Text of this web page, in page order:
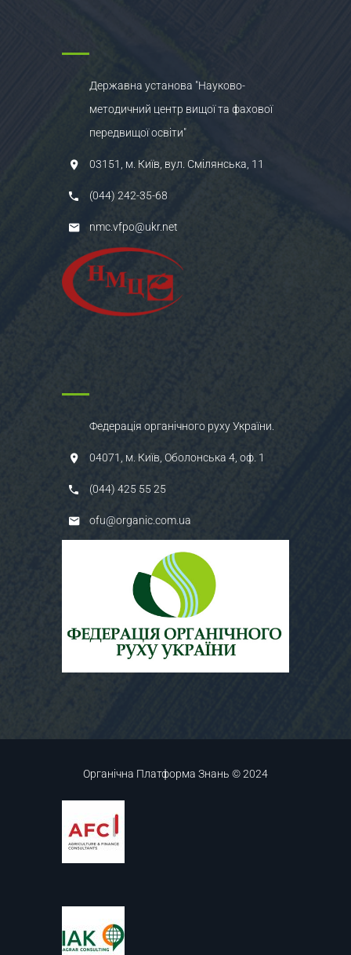
Державна установа "Науково-
методичний центр вищої та фахової
передвищої освіти"
03151, м. Київ, вул. Смілянська, 11
(044) 242-35-68
nmc.vfpo@ukr.net
Федерація органічного руху України.
04071, м. Київ, Оболонська 4, оф. 1
(044) 425 55 25
ofu@organic.com.ua
Органічна Платформа Знань © 2024